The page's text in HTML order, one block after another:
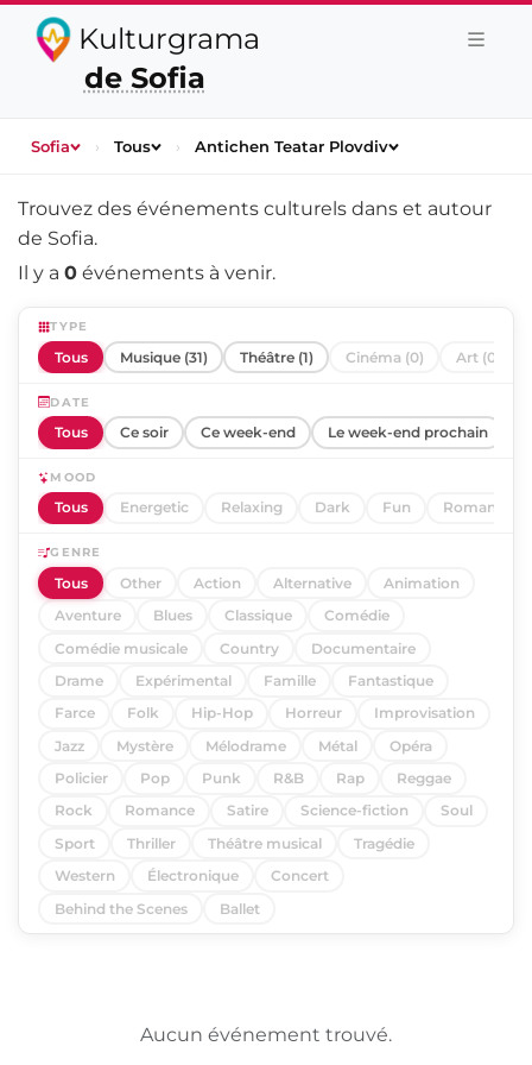
Kulturgrama
de Sofia
Sofia › Tous › Antichen Teatar Plovdiv
Trouvez des événements culturels dans et autour
de Sofia.
Il y a 0 événements à venir.
TYPE
Tous Musique (31) Théâtre (1) Cinéma (0) Art (0)
DATE
Tous Ce soir Ce week-end Le week-end prochain
MOOD
Tous Energetic Relaxing Dark Fun Romantic
GENRE
Tous Other Action Alternative
Animation
Aventure
Blues Classique
Comédie
Comédie musicale
Country
Documentaire
Drame
Expérimental Famille
Fantastique
Farce
Folk Hip-Hop Horreur
Improvisation
Jazz
Mystère Mélodrame Métal
Opéra
Policier
Pop Punk R&B Rap
Reggae
Rock
Romance Satire Science-fiction
Soul
Sport
Thriller Théâtre musical
Tragédie
Western
Électronique
Concert
Behind the Scenes
Ballet
Aucun événement trouvé.